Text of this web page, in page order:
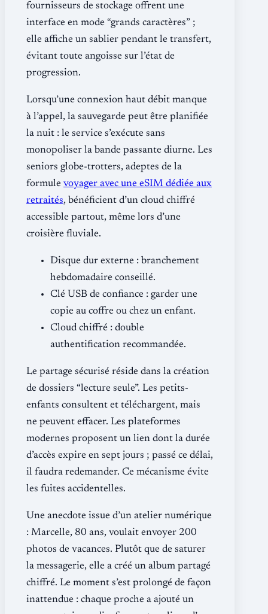
fournisseurs de stockage offrent une
interface en mode “grands caractères” ;
elle affiche un sablier pendant le transfert,
évitant toute angoisse sur l’état de
progression.
Lorsqu’une connexion haut débit manque
à l’appel, la sauvegarde peut être planifiée
la nuit : le service s’exécute sans
monopoliser la bande passante diurne. Les
seniors globe-trotters, adeptes de la
formule voyager avec une eSIM dédiée aux
retraités, bénéficient d’un cloud chiffré
accessible partout, même lors d’une
croisière fluviale.
Disque dur externe : branchement
hebdomadaire conseillé.
Clé USB de confiance : garder une
copie au coffre ou chez un enfant.
Cloud chiffré : double
authentification recommandée.
Le partage sécurisé réside dans la création
de dossiers “lecture seule”. Les petits-
enfants consultent et téléchargent, mais
ne peuvent effacer. Les plateformes
modernes proposent un lien dont la durée
d’accès expire en sept jours ; passé ce délai,
il faudra redemander. Ce mécanisme évite
les fuites accidentelles.
Une anecdote issue d’un atelier numérique
: Marcelle, 80 ans, voulait envoyer 200
photos de vacances. Plutôt que de saturer
la messagerie, elle a créé un album partagé
chiffré. Le moment s’est prolongé de façon
inattendue : chaque proche a ajouté un